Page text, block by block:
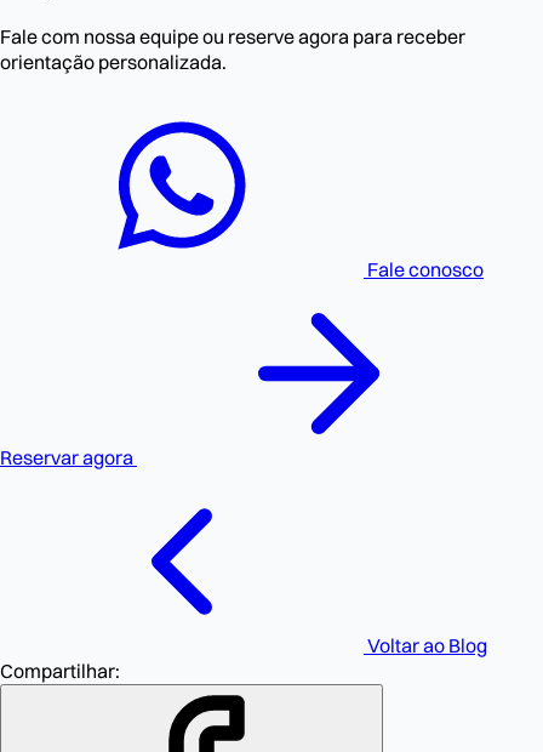
Fale com nossa equipe ou reserve agora para receber
orientação personalizada.
Fale conosco
Reservar agora
Voltar ao Blog
Compartilhar: